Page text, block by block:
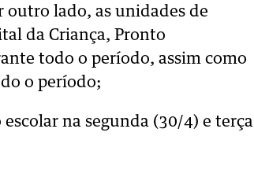
lado, as unidades de
da Criança, Pronto
todo o período, assim como
o período;
escolar na segunda (30/4) e terça